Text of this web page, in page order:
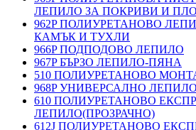
ЛЕПИЛО ЗА ПОКРИВИ И
962P ПОЛИУРЕТАНОВО
КАМЪК И ТУХЛИ
966P ПОДПОДОВО ЛЕПИЛО
967P БЪРЗО ЛЕПИЛО-ПЯНА
510 ПОЛИУРЕТАНОВО
968P УНИВЕРСАЛНО
610 ПОЛИУРЕТАНОВО
ЛЕПИЛО(ПРОЗРАЧНО)
612J ПОЛИУРЕТАНОВО